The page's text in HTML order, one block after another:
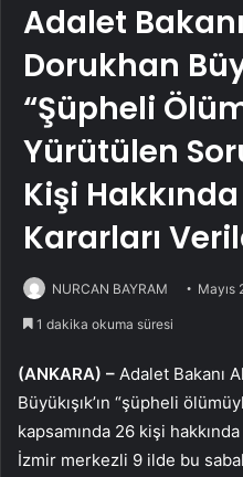
Adalet
Dorukhan
“Şüpheli
Yürütülen
Kişi
Kararları
NURCAN BAYRAM Mayıs
1 dakika okuma süresi
(ANKARA) – Adalet Bakanı
Büyükışık’ın “şüpheli
kapsamında 26 kişi
İzmir merkezli 9 ilde bu